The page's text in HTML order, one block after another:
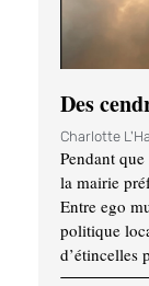
Des
Charlotte
Pendant
la mairie
Entre ego
politique
d’étincelles